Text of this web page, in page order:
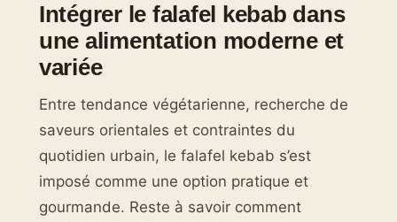
Intégrer le falafel kebab dans
une alimentation moderne et
variée
Entre tendance végétarienne, recherche de
saveurs orientales et contraintes du
quotidien urbain, le falafel kebab s’est
imposé comme une option pratique et
gourmande. Reste à savoir comment